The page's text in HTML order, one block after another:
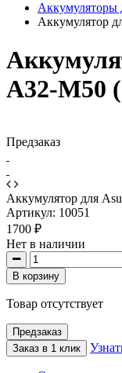
Аккумуляторы
Аккумулятор
A32-M50
Предзаказ
Аккумулятор для
Артикул: 10051
1700 ₽
Нет в наличии
В корзину
Товар отсутствует
Предзаказ
Заказ в 1 клик